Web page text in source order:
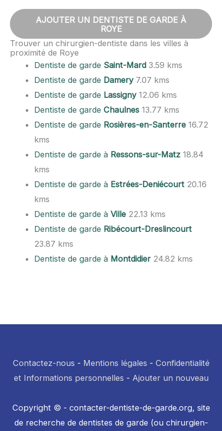
AJOUTER UN DENTISTE DE GARDE À
ROYE
Trouver un chirurgien-dentiste dans les villes à
proximité de Roye
Dentiste de garde Saint-Mard 3.59 kms
Dentiste de garde Damery7.07 kms
Dentiste de garde Lassigny12.06 kms
Dentiste de gardeChaulnes 13.77 kms
Dentiste de garde Rosières-en-Santerre 16.72
kms
Dentiste de garde à Ressons-sur-Matz 18.84
kms
Dentiste de garde à Estrées-Deniécourt 20.16
kms
Dentiste de garde àVille 22.13 kms
Dentiste de garde Ribécourt-Dreslincourt
23.87 kms
Dentiste de garde à Montdidier 24.82 kms
Contactez-nous - Mentions légales - Confidentialité
et Informations personnelles - Ajouter un nouveau
Copyright © - contacter-dentiste-de-garde.org, site
de recherche de dentistes de garde (ou chirurgien-